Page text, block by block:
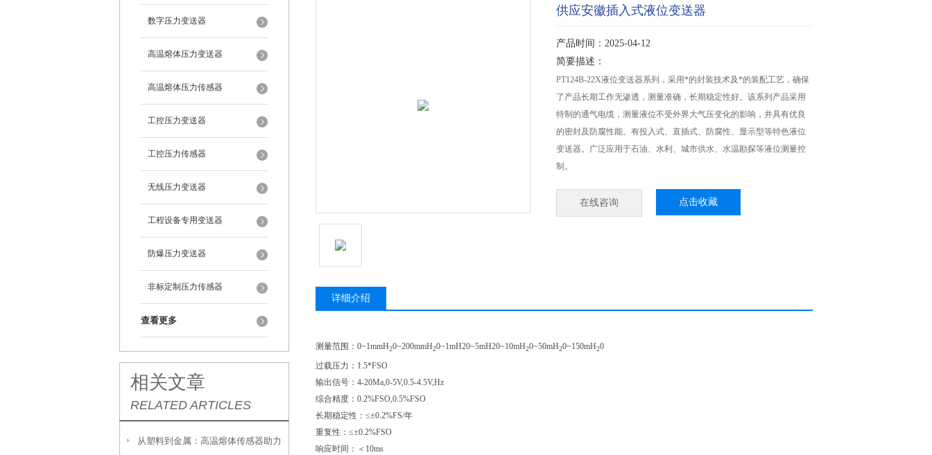
数字压力变送器
高温熔体压力变送器
高温熔体压力传感器
工控压力变送器
工控压力传感器
无线压力变送器
工程设备专用变送器
防爆压力变送器
非标定制压力传感器
查看更多
相关文章
RELATED ARTICLES
从塑料到金属：高温熔体传感器助力
供应安徽插入式液位变送器
产品时间：2025-04-12
简要描述：
PT124B-22X液位变送器系列，采用*的封装技术及*的装配工艺，确保
了产品长期工作无渗透，测量准确，长期稳定性好。该系列产品采用
特制的通气电缆，测量液位不受外界大气压变化的影响，并具有优良
的密封及防腐性能。有投入式、直插式、防腐性、显示型等特色液位
变送器。广泛应用于石油、水利、城市供水、水温勘探等液位测量控
制。
在线咨询 点击收藏
详细介绍
测量范围： 0~1mmH20~200mmH20~1mH20~5mH20~10mH20~50mH20~150mH20
过载压力： 1.5*FSO
输出信号： 4-20Ma,0-5V,0.5-4.5V,Hz
综合精度： 0.2%FSO,0.5%FSO
长期稳定性：≤±0.2%FS/年
重复性：≤±0.2%FSO
响应时间：＜ 10ms